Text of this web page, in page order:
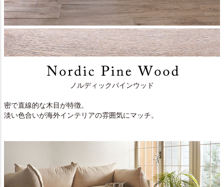
ノルディックパインウッド
密で直線的な木目が特徴。
淡い色合いが海外インテリアの雰囲気にマッチ。